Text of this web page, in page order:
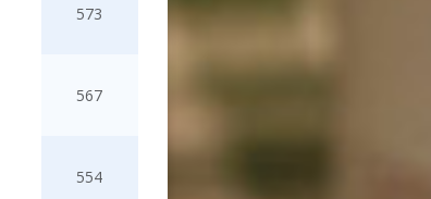
573
567
554